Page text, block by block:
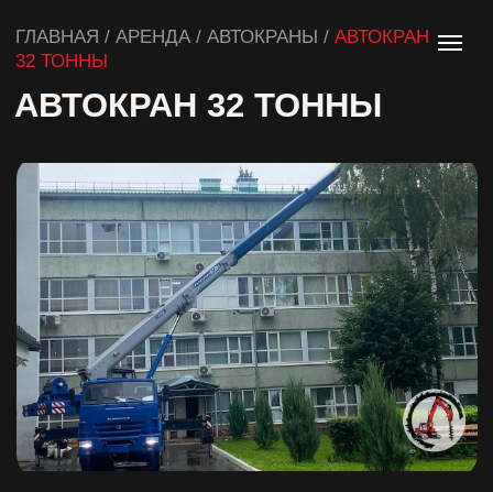
АВТОКРАН 32 ТОННЫ
ГЛАВНАЯ / АРЕНДА / АВТОКРАНЫ /АВТОКРАН
32 ТОННЫ
от 28 000,00 руб.